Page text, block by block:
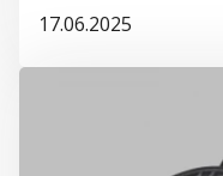
17.06.2025